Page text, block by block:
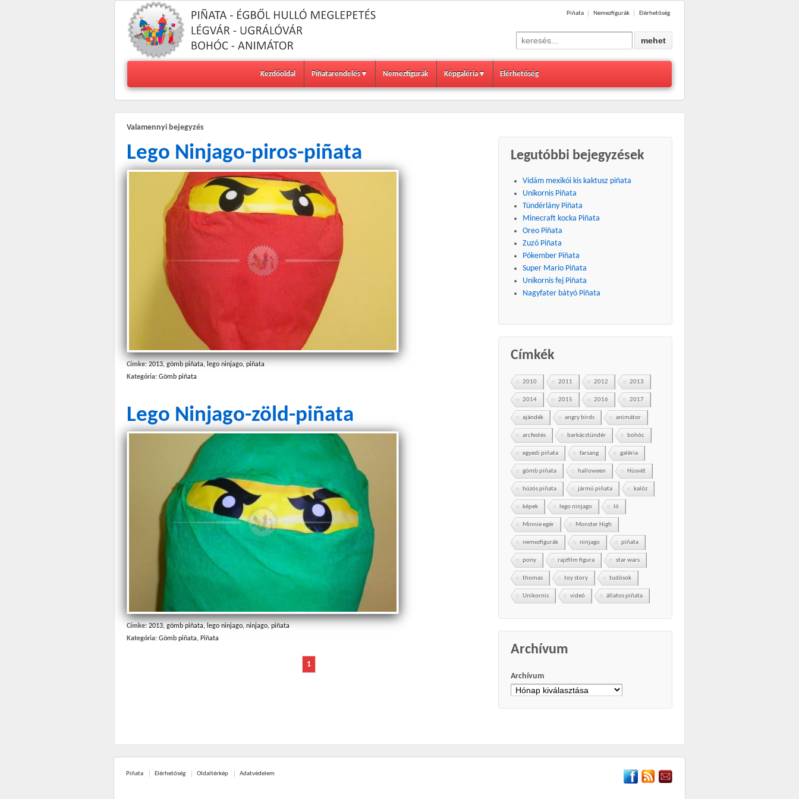
Piñata Nemezfigurák Elérhetőség
Kezdőoldal Piñatarendelés Nemezfigurák Képgaléria Elérhetőség
Valamennyi bejegyzés
Lego Ninjago-piros-piñata
Címke: 2013, gömb piñata, lego ninjago, piñata
Kategória: Gömb piñata
Lego Ninjago-zöld-piñata
Címke: 2013, gömb piñata, lego ninjago, ninjago, piñata
Kategória: Gömb piñata, Piñata
1
Legutóbbi bejegyzések
Vidám mexikói kis kaktusz piñata
Unikornis Piñata
Tündérlány Piñata
Minecraft kocka Piñata
Oreo Piñata
Zuzó Piñata
Pókember Piñata
Super Mario Piñata
Unikornis fej Piñata
Nagyfater bátyó Piñata
Címkék
2010 2011 2012 2013
2014 2015 2016 2017
ajándék angry birds animátor
arcfestés barkácstündér bohóc
egyedi piñata farsang galéria
gömb piñata halloween Húsvét
húzós piñata jármű piñata kalóz
képek lego ninjago ló
Minnie egér Monster High
nemezfigurák ninjago piñata
pony rajzfilm figura star wars
thomas toy story tudósok
Unikornis videó állatos piñata
Archívum
Archívum
Piñata Elérhetőség Oldaltérkép Adatvédelem